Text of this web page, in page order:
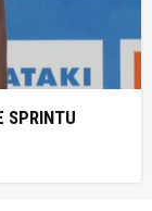
SPRINTU